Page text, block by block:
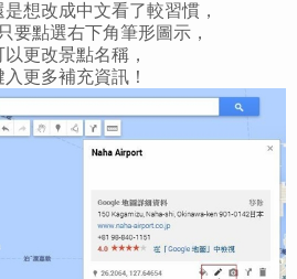
想改成中文看了較習慣，
要點選右下角筆形圖示，
更改景點名稱，
更多補充資訊！